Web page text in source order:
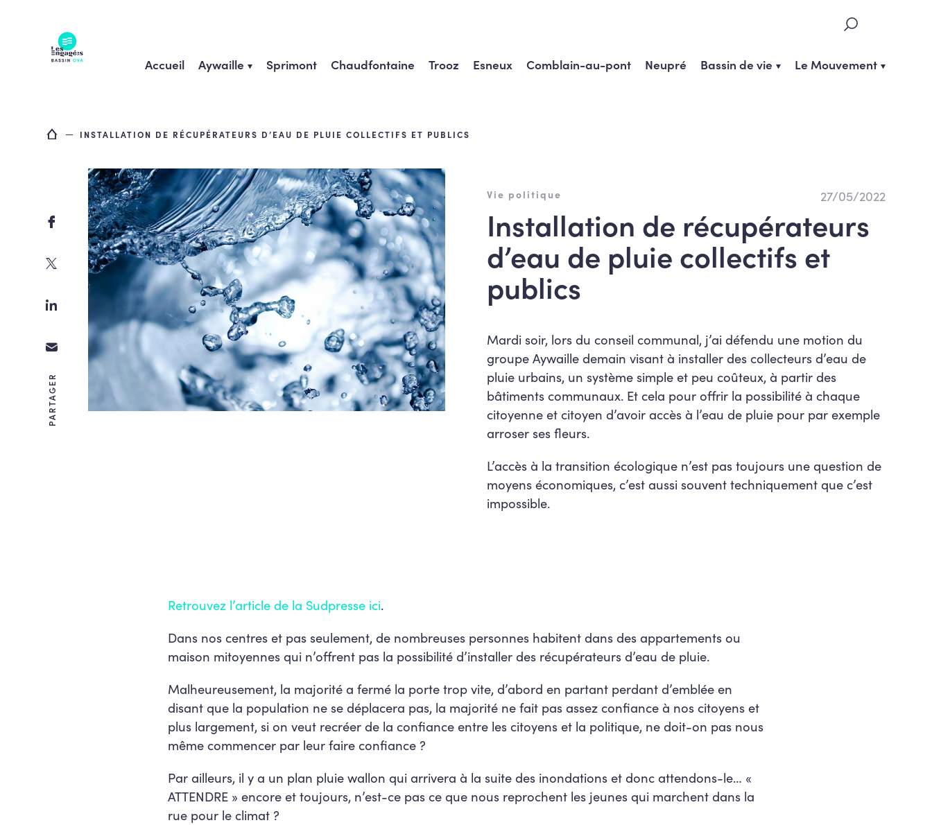
Accueil Aywaille Sprimont Chaudfontaine Trooz Esneux Comblain-au-pont Neupré Bassin de vie Le Mouvement
PARTAGER
INSTALLATION DE RÉCUPÉRATEURS D’EAU DE PLUIE COLLECTIFS ET PUBLICS
27/05/2022
Vie politique
Installation de récupérateurs
d’eau de pluie collectifs et
publics
Mardi soir, lors du conseil communal, j’ai défendu une motion du
groupe Aywaille demain visant à installer des collecteurs d’eau de
pluie urbains, un système simple et peu coûteux, à partir des
bâtiments communaux. Et cela pour offrir la possibilité à chaque
citoyenne et citoyen d’avoir accès à l’eau de pluie pour par exemple
arroser ses fleurs.
L’accès à la transition écologique n’est pas toujours une question de
moyens économiques, c’est aussi souvent techniquement que c’est
impossible.
Retrouvez l’article de la Sudpresse ici.
Dans nos centres et pas seulement, de nombreuses personnes habitent dans des appartements ou
maison mitoyennes qui n’offrent pas la possibilité d’installer des récupérateurs d’eau de pluie.
Malheureusement, la majorité a fermé la porte trop vite, d’abord en partant perdant d’emblée en
disant que la population ne se déplacera pas, la majorité ne fait pas assez confiance à nos citoyens et
plus largement, si on veut recréer de la confiance entre les citoyens et la politique, ne doit-on pas nous
même commencer par leur faire confiance ?
Par ailleurs, il y a un plan pluie wallon qui arrivera à la suite des inondations et donc attendons-le… «
ATTENDRE » encore et toujours, n’est-ce pas ce que nous reprochent les jeunes qui marchent dans la
rue pour le climat ?